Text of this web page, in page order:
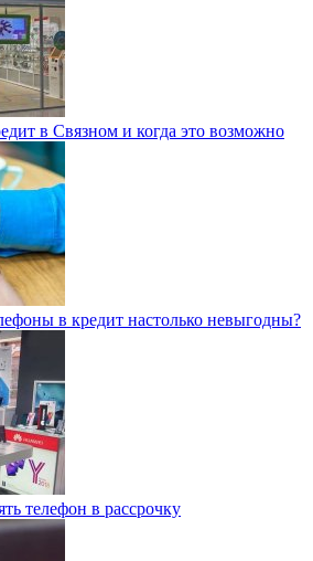
в Связном и когда это возможно
в кредит настолько невыгодны?
телефон в рассрочку